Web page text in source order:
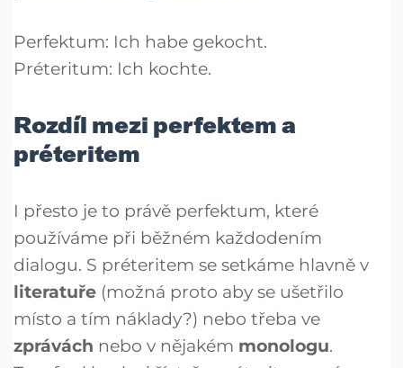
Perfektum: Ich habe gekocht.
Préteritum: Ich kochte.
Rozdíl mezi perfektem a
préteritem
I přesto je to právě perfektum, které
používáme při běžném každodením
dialogu. S préteritem se setkáme hlavně v
literatuře (možná proto aby se ušetřilo
místo a tím náklady?) nebo třeba ve
zprávách nebo v nějakém monologu.